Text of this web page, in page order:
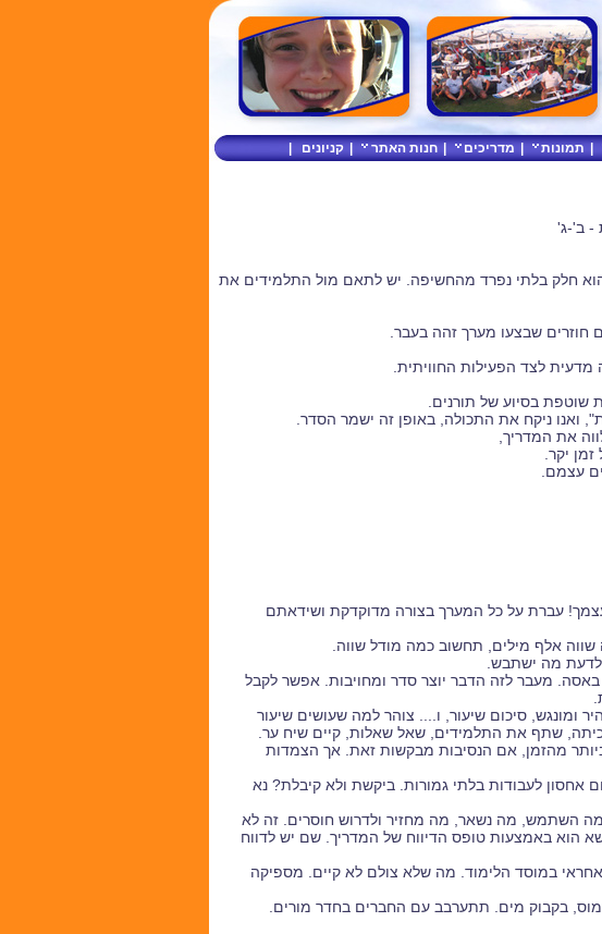
תמונות מדריכים חנות האתר קניונים
- ב'-ג'
חלק בלתי נפרד מהחשיפה. יש לתאם מול התלמידים את
חוזרים שבצעו מערך זהה בעבר.
מדעית לצד הפעילות החוויתית.
שוטפת בסיוע של תורנים.
ואנו ניקח את התכולה, באופן זה ישמר הסדר.
את המדריך,
יקר.
עצמם.
עברת על כל המערך בצורה מדוקדקת ושידאתם
מעבר לזה הדבר יוצר סדר ומחויבות. אפשר לקבל
ומונגש, סיכום שיעור, ו.... צוהר למה שעושים שיעור
שתף את התלמידים, שאל שאלות, קיים שיח ער.
ביותר מהזמן, אם הנסיבות מבקשות זאת. אך הצמדות
אחסון לעבודות בלתי גמורות. ביקשת ולא קיבלת? נא
השתמש, מה נשאר, מה מחזיר ולדרוש חוסרים. זה לא
הוא באמצעות טופס הדיווח של המדריך. שם יש לדווח
במוסד הלימוד. מה שלא צולם לא קיים. מספיקה
בקבוק מים. תתערבב עם החברים בחדר מורים.